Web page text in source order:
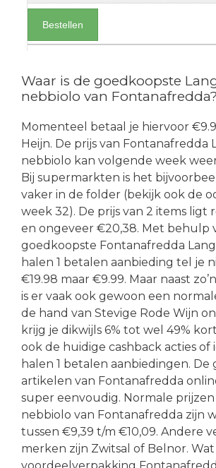
Bestellen
Waar is de goedkoopste
nebbiolo van Fontanafredda?
Momenteel betaal je hiervoor
Heijn. De prijs van Fontanafredda
nebbiolo kan volgende week
Bij supermarkten is het
vaker in de folder (bekijk ook de
week 32). De prijs van 2 items ligt
en ongeveer €20,38. Met behulp
goedkoopste Fontanafredda
halen 1 betalen aanbieding tel je
€19.98 maar €9.99. Maar naast
is er vaak ook gewoon een
de hand van Stevige Rode Wijn
krijg je dikwijls 6% tot wel 49%
ook de huidige cashback acties of
halen 1 betalen aanbiedingen. De
artikelen van Fontanafredda
super eenvoudig. Normale
nebbiolo van Fontanafredda zijn
tussen €9,39 t/m €10,09. Andere
merken zijn Zwitsal of Belnor.